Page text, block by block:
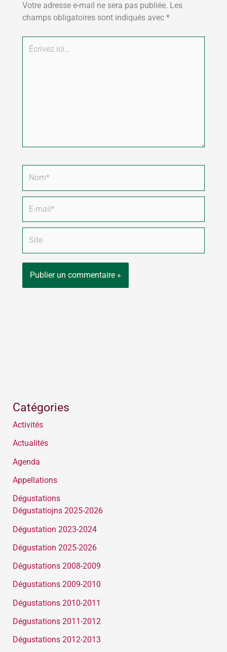
Votre adresse e-mail ne sera pas publiée. Les
champs obligatoires sont indiqués avec *
ici…
mail*
Catégories
Activités
Actualités
Agenda
Appellations
Dégustations
Dégustatiojns 2025-2026
Dégustation 2023-2024
Dégustation 2025-2026
Dégustations 2008-2009
Dégustations 2009-2010
Dégustations 2010-2011
Dégustations 2011-2012
Dégustations 2012-2013